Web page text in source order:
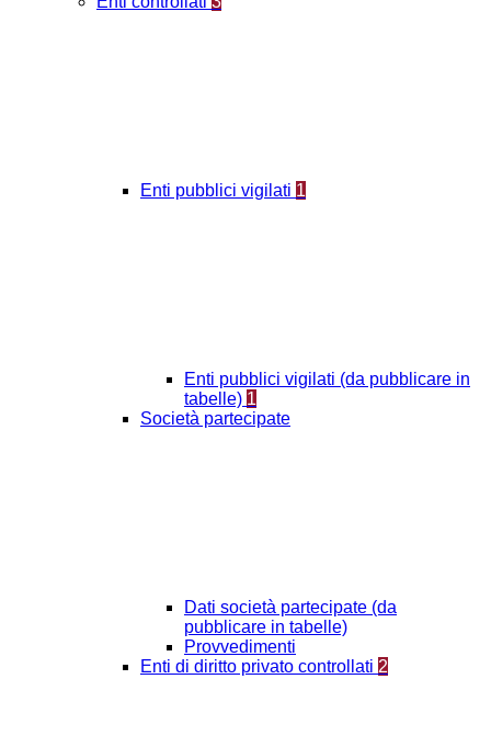
Enti pubblici vigilati 1
Enti pubblici vigilati (da pubblicare in
tabelle) 1
Società partecipate
Dati società partecipate (da
pubblicare in tabelle)
Provvedimenti
Enti di diritto privato controllati 2